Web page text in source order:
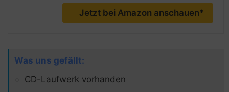
Jetzt bei Amazon anschauen*
Was uns gefällt:
CD-Laufwerk vorhanden